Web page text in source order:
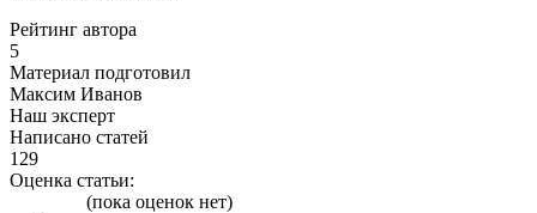
Рейтинг автора
5
Материал подготовил
Максим Иванов
Наш эксперт
Написано статей
129
Оценка статьи:
(пока оценок нет)